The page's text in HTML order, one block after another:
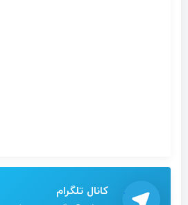
کانال تلگرام